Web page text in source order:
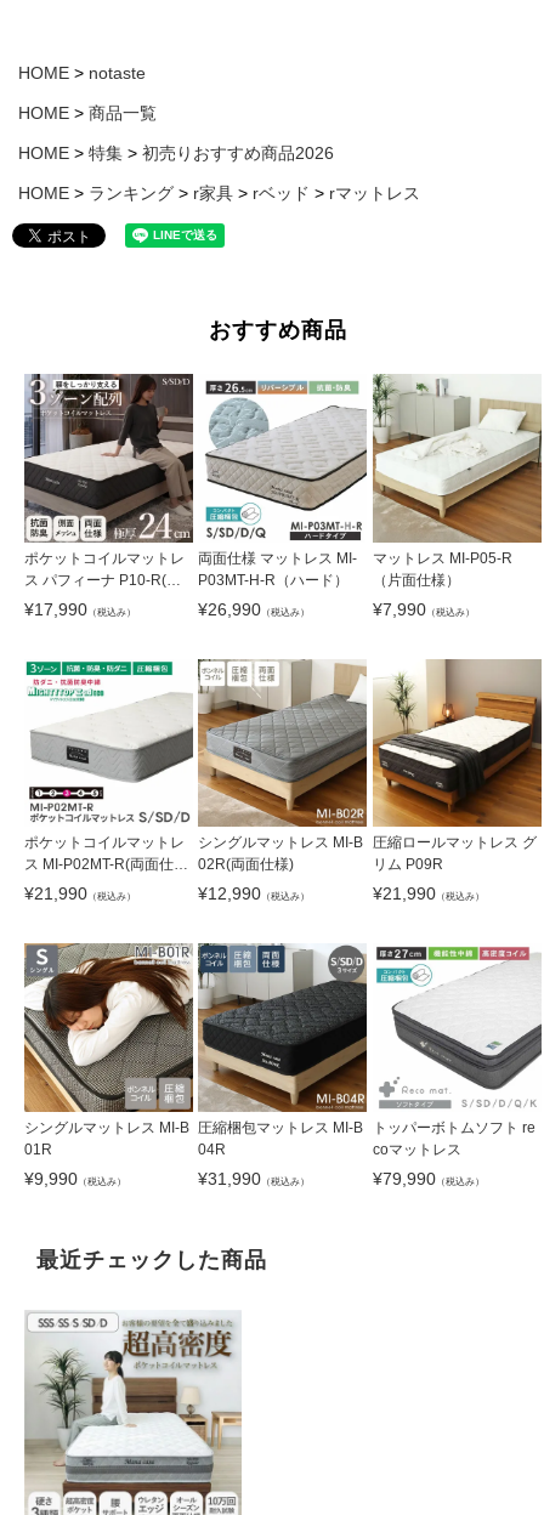
HOME notaste
HOME 商品一覧
HOME 特集 初売りおすすめ商品2026
HOME ランキング r家具 rベッド rマットレス
おすすめ商品
ポケットコイルマットレ
ス パフィーナ P10-R(両
面仕様)
¥17,990 （税込み）
両面仕様 マットレス MI-
P03MT-H-R（ハード）
¥26,990 （税込み）
マットレス MI-P05-R
（片面仕様）
¥7,990（税込み）
ポケットコイルマットレ
ス MI-P02MT-R(両面仕
様)
¥21,990 （税込み）
シングルマットレス MI-B
02R(両面仕様)
¥12,990 （税込み）
圧縮ロールマットレス グ
リム P09R
¥21,990（税込み）
シングルマットレス MI-B
01R
¥9,990 （税込み）
圧縮梱包マットレス MI-B
04R
¥31,990 （税込み）
トッパーボトムソフト re
coマットレス
¥79,990（税込み）
最近チェックした商品